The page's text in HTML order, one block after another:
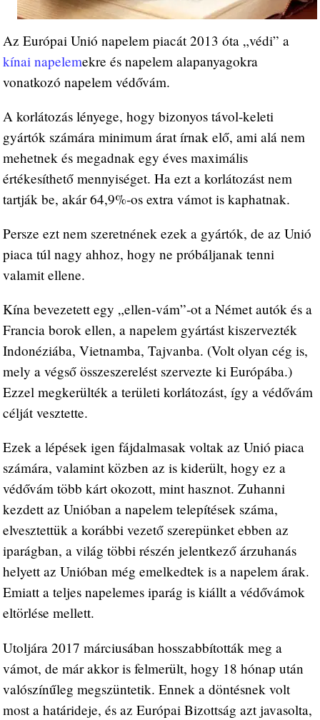
Az Európai Unió napelem piacát 2013 óta „védi” a
kínai napelemekre és napelem alapanyagokra
vonatkozó napelem védővám.
A korlátozás lényege, hogy bizonyos távol-keleti
gyártók számára minimum árat írnak elő, ami alá nem
mehetnek és megadnak egy éves maximális
értékesíthető mennyiséget. Ha ezt a korlátozást nem
tartják be, akár 64,9%-os extra vámot is kaphatnak.
Persze ezt nem szeretnének ezek a gyártók, de az Unió
piaca túl nagy ahhoz, hogy ne próbáljanak tenni
valamit ellene.
Kína bevezetett egy „ellen-vám”-ot a Német autók és a
Francia borok ellen, a napelem gyártást kiszervezték
Indonéziába, Vietnamba, Tajvanba. (Volt olyan cég is,
mely a végső összeszerelést szervezte ki Európába.)
Ezzel megkerülték a területi korlátozást, így a védővám
célját vesztette.
Ezek a lépések igen fájdalmasak voltak az Unió piaca
számára, valamint közben az is kiderült, hogy ez a
védővám több kárt okozott, mint hasznot. Zuhanni
kezdett az Unióban a napelem telepítések száma,
elvesztettük a korábbi vezető szerepünket ebben az
iparágban, a világ többi részén jelentkező árzuhanás
helyett az Unióban még emelkedtek is a napelem árak.
Emiatt a teljes napelemes iparág is kiállt a védővámok
eltörlése mellett.
Utoljára 2017 márciusában hosszabbították meg a
vámot, de már akkor is felmerült, hogy 18 hónap után
valószínűleg megszüntetik. Ennek a döntésnek volt
most a határideje, és az Európai Bizottság azt javasolta,